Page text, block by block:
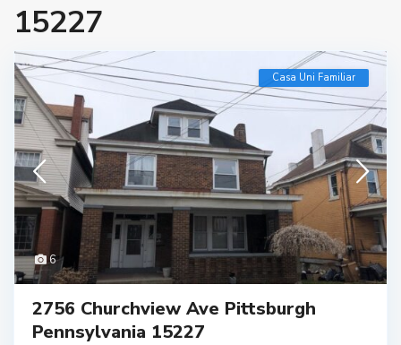
15227
6
Casa Uni Familiar
2756 Churchview Ave Pittsburgh
Pennsylvania 15227